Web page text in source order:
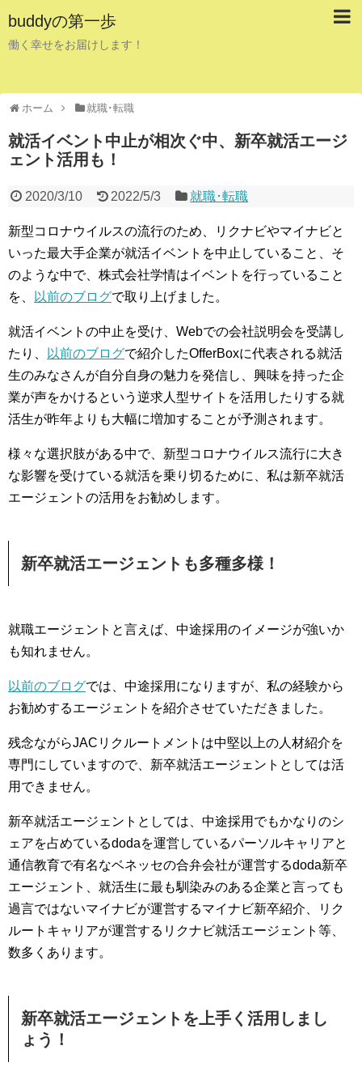
buddyの第一歩
働く幸せをお届けします！
ホーム 就職･転職
就活イベント中止が相次ぐ中、新卒就活エージ
ェント活用も！
2020/3/10 2022/5/3 就職･転職
新型コロナウイルスの流行のため、リクナビやマイナビと
いった最大手企業が就活イベントを中止していること、そ
のような中で、株式会社学情はイベントを行っていること
を、
以前のブログで取り上げました。
就活イベントの中止を受け、Webでの会社説明会を受講し
たり、
以前のブログで紹介したOfferBoxに代表される就活
生のみなさんが自分自身の魅力を発信し、興味を持った企
業が声をかけるという逆求人型サイトを活用したりする就
活生が昨年よりも大幅に増加することが予測されます。
様々な選択肢がある中で、新型コロナウイルス流行に大き
な影響を受けている就活を乗り切るために、私は新卒就活
エージェントの活用をお勧めします。
新卒就活エージェントも多種多様！
就職エージェントと言えば、中途採用のイメージが強いか
も知れません。
以前のブログでは、中途採用になりますが、私の経験から
お勧めするエージェントを紹介させていただきました。
残念ながらJACリクルートメントは中堅以上の人材紹介を
専門にしていますので、新卒就活エージェントとしては活
用できません。
新卒就活エージェントとしては、中途採用でもかなりのシ
ェアを占めているdodaを運営しているパーソルキャリアと
通信教育で有名なベネッセの合弁会社が運営するdoda新卒
エージェント、就活生に最も馴染みのある企業と言っても
過言ではないマイナビが運営するマイナビ新卒紹介、リク
ルートキャリアが運営するリクナビ就活エージェント等、
数多くあります。
新卒就活エージェントを上手く活用しまし
ょう！